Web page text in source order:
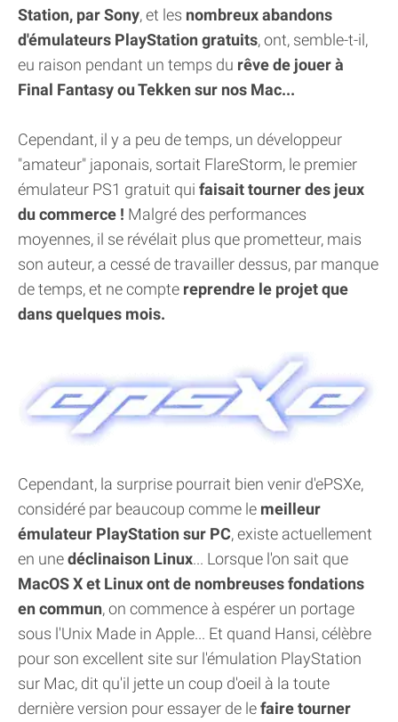
Station, par Sony, et les nombreux abandons
d'émulateurs PlayStation gratuits, ont, semble-t-il,
eu raison pendant un temps du rêve de jouer à
Final Fantasy ou Tekken sur nos Mac...
Cependant, il y a peu de temps, un développeur
"amateur" japonais, sortait FlareStorm, le premier
émulateur PS1 gratuit qui faisait tourner des jeux
du commerce ! Malgré des performances
moyennes, il se révélait plus que prometteur, mais
son auteur, a cessé de travailler dessus, par manque
de temps, et ne compte reprendre le projet que
dans quelques mois.
Cependant, la surprise pourrait bien venir d'ePSXe,
considéré par beaucoup comme le meilleur
émulateur PlayStation sur PC, existe actuellement
en unedéclinaison Linux... Lorsque l'on sait que
MacOS X et Linux ont de nombreuses fondations
en commun, on commence à espérer un portage
sous l'Unix Made in Apple... Et quand Hansi, célèbre
pour son excellent site sur l'émulation PlayStation
sur Mac, dit qu'il jette un coup d'oeil à la toute
dernière version pour essayer de lefaire tourner